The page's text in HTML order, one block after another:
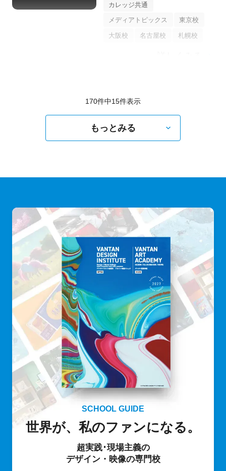
カレッジ共通
メディアトピックス 東京校
大阪校 名古屋校 札幌校
170件中15件表示
もっとみる
SCHOOL GUIDE
世界が、私のファンになる。
超実践･現場主義の
デザイン・映像の専門校